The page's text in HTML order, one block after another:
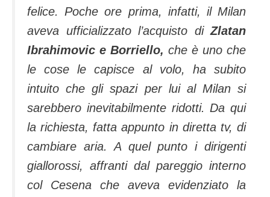
felice. Poche ore prima, infatti, il Milan
aveva ufficializzato l’acquisto diZlatan
Ibrahimovic e Borriello, che è uno che
le cose le capisce al volo, ha subito
intuito che gli spazi per lui al Milan si
sarebbero inevitabilmente ridotti. Da qui
la richiesta, fatta appunto in diretta tv, di
cambiare aria. A quel punto i dirigenti
giallorossi, affranti dal pareggio interno
col Cesena che aveva evidenziato la